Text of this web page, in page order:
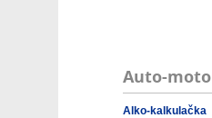
Auto-moto
Alko-kalkulačka